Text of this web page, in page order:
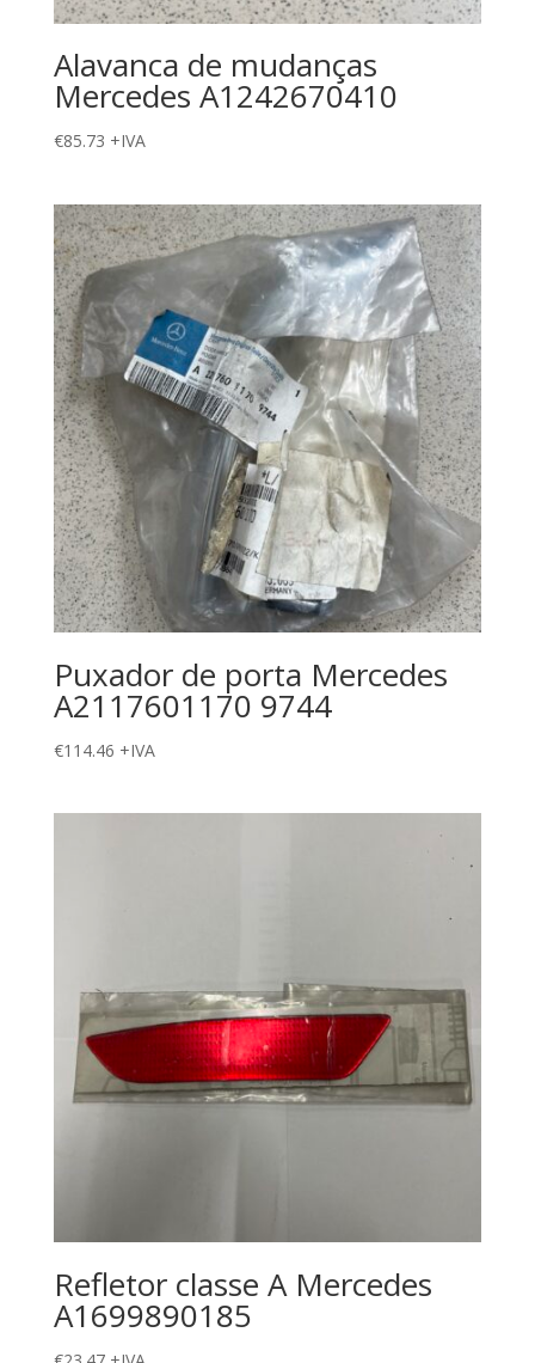
Alavanca de mudanças
Mercedes A1242670410
€85.73 +IVA
Puxador de porta Mercedes
A2117601170 9744
€114.46 +IVA
Refletor classe A Mercedes
A1699890185